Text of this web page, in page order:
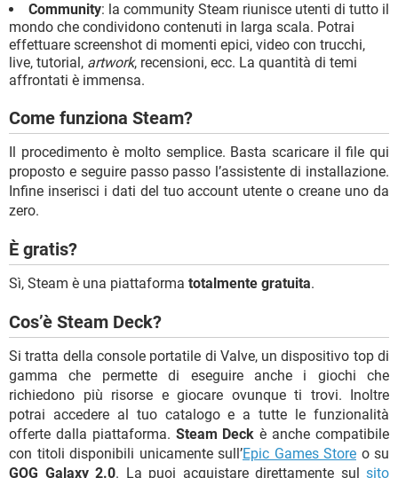
Community: la community Steam riunisce utenti di tutto il
mondo che condividono contenuti in larga scala. Potrai
effettuare screenshot di momenti epici, video con trucchi,
live, tutorial, artwork, recensioni, ecc. La quantità di temi
affrontati è immensa.
Come funziona Steam?
Il procedimento è molto semplice. Basta scaricare il file qui
proposto e seguire passo passo l’assistente di installazione.
Infine inserisci i dati del tuo account utente o creane uno da
zero.
È gratis?
Sì, Steam è una piattaforma totalmente gratuita.
Cos’è Steam Deck?
Si tratta della console portatile di Valve, un dispositivo top di
gamma che permette di eseguire anche i giochi che
richiedono più risorse e giocare ovunque ti trovi. Inoltre
potrai accedere al tuo catalogo e a tutte le funzionalità
offerte dalla piattaforma. Steam Deck è anche compatibile
con titoli disponibili unicamente sull’Epic Games Store o su
GOG Galaxy 2.0. La puoi acquistare direttamente sul sito